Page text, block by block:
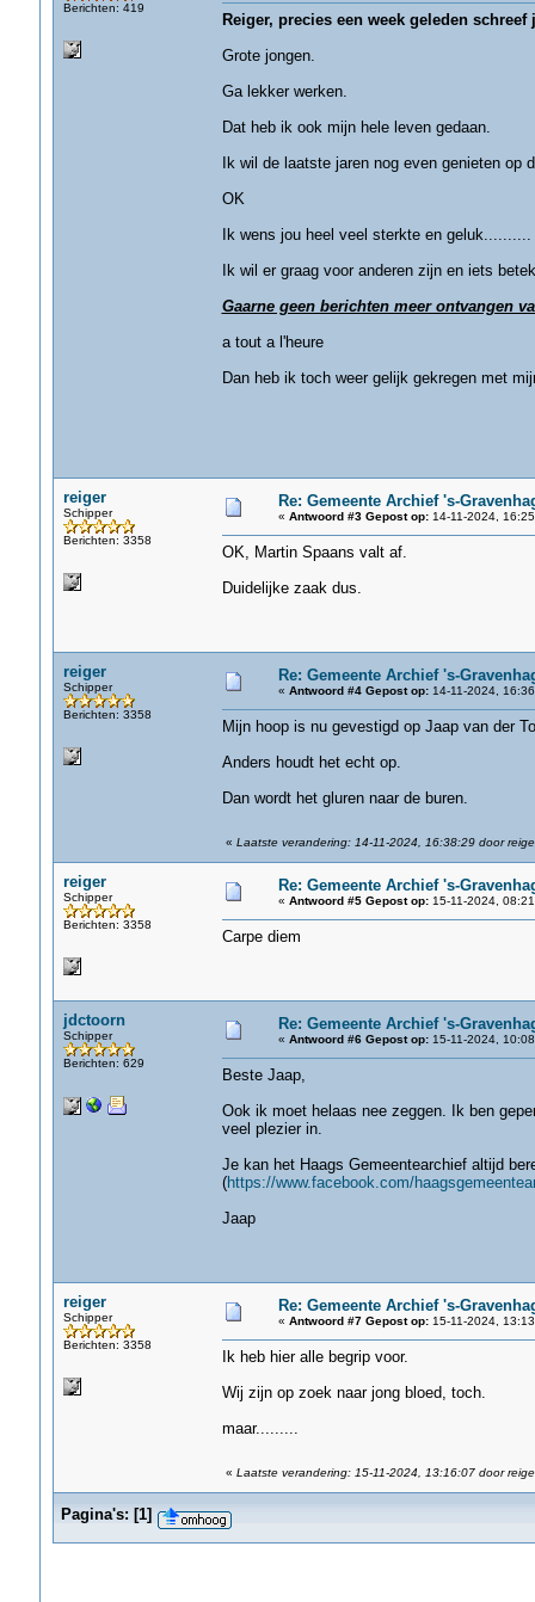
Berichten: 419
Reiger, precies een week geleden schreef
Grote jongen.
Ga lekker werken.
Dat heb ik ook mijn hele leven gedaan.
Ik wil de laatste jaren nog even genieten op
OK
Ik wens jou heel veel sterkte en
Ik wil er graag voor anderen zijn en iets
Gaarne geen berichten meer ontvangen
a tout a l'heure
Dan heb ik toch weer gelijk gekregen met
reiger
Schipper
Berichten: 3358
Re: Gemeente Archief 's-
« Antwoord #3 Gepost op:14-11-2024,
OK, Martin Spaans valt af.
Duidelijke zaak dus.
reiger
Schipper
Berichten: 3358
Re: Gemeente Archief 's-
« Antwoord #4 Gepost op:14-11-2024,
Mijn hoop is nu gevestigd op Jaap van der
Anders houdt het echt op.
Dan wordt het gluren naar de buren.
« Laatste verandering: 14-11-2024, 16:38:29 door
reiger
Schipper
Berichten: 3358
Re: Gemeente Archief 's-
« Antwoord #5 Gepost op:15-11-2024,
Carpe diem
jdctoorn
Schipper
Berichten: 629
Re: Gemeente Archief 's-
« Antwoord #6 Gepost op:15-11-2024,
Beste Jaap,
Ook ik moet helaas nee zeggen. Ik ben
veel plezier in.
Je kan het Haags Gemeentearchief altijd
(https://www.facebook.com/
Jaap
reiger
Schipper
Berichten: 3358
Re: Gemeente Archief 's-
« Antwoord #7 Gepost op:15-11-2024,
Ik heb hier alle begrip voor.
Wij zijn op zoek naar jong bloed, toch.
maar.........
« Laatste verandering: 15-11-2024, 13:16:07 door
Pagina's: [1]